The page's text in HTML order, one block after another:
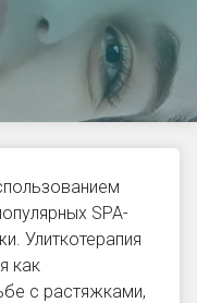
SPA-
Улиткотерапия
как
с растяжками,